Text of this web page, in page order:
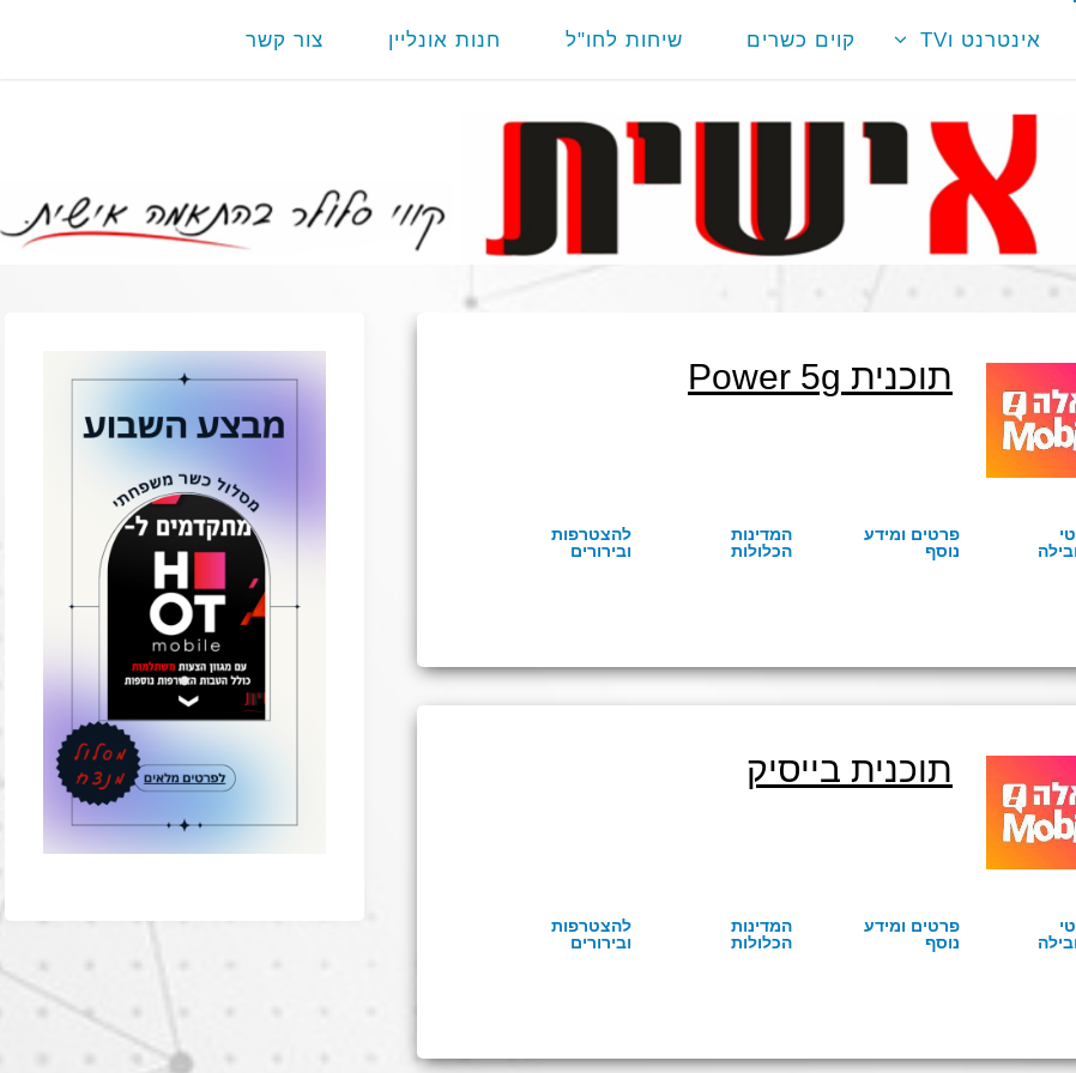
אינטרנט וTV קוים כשרים שיחות לחו"ל חנות אונליין צור קשר
תוכנית Power 5g
פרטים ומידע
נוסף
המדינות
הכלולות
להצטרפות
ובירורים
תוכנית בייסיק
פרטים ומידע
נוסף
המדינות
הכלולות
להצטרפות
ובירורים